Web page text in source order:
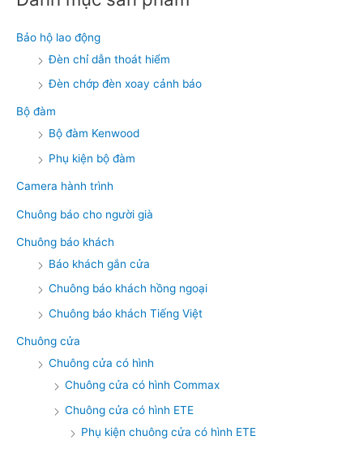
Bảo hộ lao động
Đèn chỉ dẫn thoát hiểm
Đèn chớp đèn xoay cảnh báo
Bộ đàm
Bộ đàm Kenwood
Phụ kiện bộ đàm
Camera hành trình
Chuông báo cho người già
Chuông báo khách
Báo khách gắn cửa
Chuông báo khách hồng ngoại
Chuông báo khách Tiếng Việt
Chuông cửa
Chuông cửa có hình
Chuông cửa có hình Commax
Chuông cửa có hình ETE
Phụ kiện chuông cửa có hình ETE